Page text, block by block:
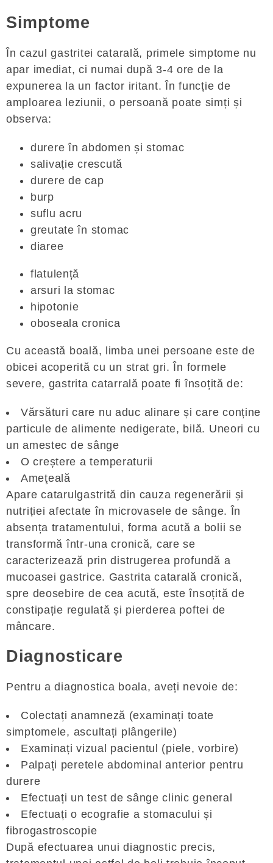
Simptome
În cazul gastritei catarală, primele simptome nu
apar imediat, ci numai după 3-4 ore de la
expunerea la un factor iritant. În funcție de
amploarea leziunii, o persoană poate simți și
observa:
durere în abdomen și stomac
salivație crescută
durere de cap
burp
suflu acru
greutate în stomac
diaree
flatulență
arsuri la stomac
hipotonie
oboseala cronica
Cu această boală, limba unei persoane este de
obicei acoperită cu un strat gri. În formele
severe, gastrita catarrală poate fi însoțită de:
Vărsături care nu aduc alinare și care conține
particule de alimente nedigerate, bilă. Uneori cu
un amestec de sânge
O creștere a temperaturii
Ameţeală
Apare catarulgastrită din cauza regenerării și
nutriției afectate în microvasele de sânge. În
absența tratamentului, forma acută a bolii se
transformă într-una cronică, care se
caracterizează prin distrugerea profundă a
mucoasei gastrice. Gastrita catarală cronică,
spre deosebire de cea acută, este însoțită de
constipație regulată și pierderea poftei de
mâncare.
Diagnosticare
Pentru a diagnostica boala, aveți nevoie de:
Colectați anamneză (examinați toate
simptomele, ascultați plângerile)
Examinați vizual pacientul (piele, vorbire)
Palpați peretele abdominal anterior pentru
durere
Efectuați un test de sânge clinic general
Efectuați o ecografie a stomacului și
fibrogastroscopie
După efectuarea unui diagnostic precis,